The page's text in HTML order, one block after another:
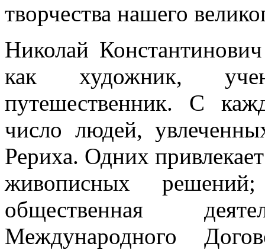
творчества нашего
Николай
как художник,
путешественник. С
число людей,
Рериха. Одних
живописных
общественная
Международного